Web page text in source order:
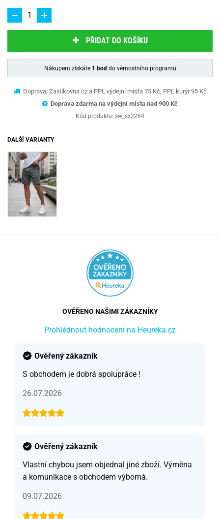
PŘIDAT DO KOŠÍKU
Nákupem získáte 1 bod do věrnostního programu
Doprava: Zasilkovna.cz a PPL výdejní místa 75 Kč, PPL kurýr 95 Kč
Doprava zdarma na výdejní místa nad 900 Kč
Kód produktu: sw_sx2264
DALŠÍ VARIANTY
OVĚŘENO NAŠIMI ZÁKAZNÍKY
Prohlédnout hodnocení na Heuréka.cz
Ověřený zákazník
S obchodem je dobrá spolupráce !
26.07.2026
Ověřený zákazník
Vlastní chybou jsem objednal jiné zboží. Výměna
a komunikace s obchodem výborná.
09.07.2026